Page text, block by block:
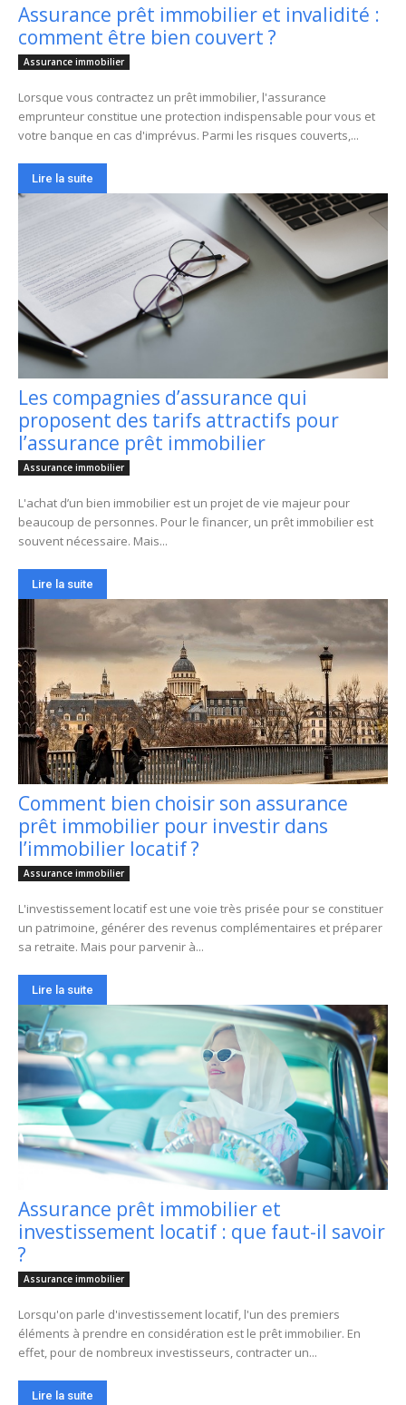
Assurance prêt immobilier et invalidité :
comment être bien couvert ?
Assurance immobilier
Lorsque vous contractez un prêt immobilier, l'assurance
emprunteur constitue une protection indispensable pour vous et
votre banque en cas d'imprévus. Parmi les risques couverts,...
Lire la suite
Les compagnies d’assurance qui
proposent des tarifs attractifs pour
l’assurance prêt immobilier
Assurance immobilier
L'achat d’un bien immobilier est un projet de vie majeur pour
beaucoup de personnes. Pour le financer, un prêt immobilier est
souvent nécessaire. Mais...
Lire la suite
Comment bien choisir son assurance
prêt immobilier pour investir dans
l’immobilier locatif ?
Assurance immobilier
L'investissement locatif est une voie très prisée pour se constituer
un patrimoine, générer des revenus complémentaires et préparer
sa retraite. Mais pour parvenir à...
Lire la suite
Assurance prêt immobilier et
investissement locatif : que faut-il savoir
?
Assurance immobilier
Lorsqu'on parle d'investissement locatif, l'un des premiers
éléments à prendre en considération est le prêt immobilier. En
effet, pour de nombreux investisseurs, contracter un...
Lire la suite